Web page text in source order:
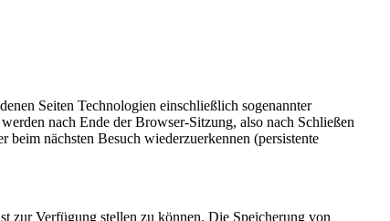
Seiten Technologien einschließlich sogenannter
nach Ende der Browser-Sitzung, also nach Schließen
nächsten Besuch wiederzuerkennen (persistente
zur Verfügung stellen zu können. Die Speicherung von